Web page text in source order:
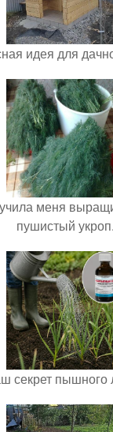
идея для
меня
пушистый укроп.
секрет пышного